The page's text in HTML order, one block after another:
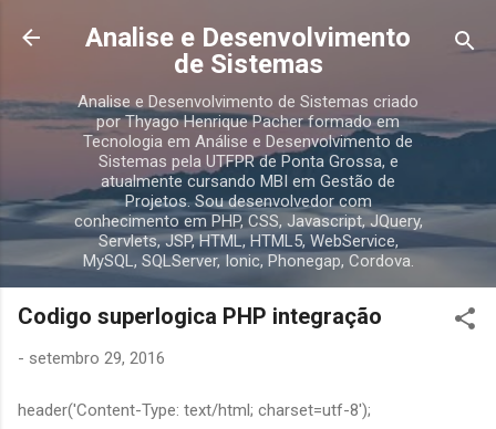
Pular para o conteúdo principal
Analise e Desenvolvimento
de Sistemas
Analise e Desenvolvimento de Sistemas criado
por Thyago Henrique Pacher formado em
Tecnologia em Análise e Desenvolvimento de
Sistemas pela UTFPR de Ponta Grossa, e
atualmente cursando MBI em Gestão de
Projetos. Sou desenvolvedor com
conhecimento em PHP, CSS, Javascript, JQuery,
Servlets, JSP, HTML, HTML5, WebService,
MySQL, SQLServer, Ionic, Phonegap, Cordova.
Codigo superlogica PHP integração
- setembro 29, 2016
header('Content-Type: text/html; charset=utf-8');